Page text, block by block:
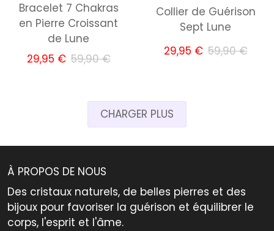
Bracelet 7 Chakras
en Pierre Croissant
de Lune
29,95 € 59,90 €
Collier de Guérison
Sept Lune
29,95 € 59,90 €
CHARGER PLUS
À PROPOS DE NOUS
Des cristaux naturels, de belles pierres et des
bijoux pour favoriser la guérison et équilibrer le
corps, l'esprit et l'âme.